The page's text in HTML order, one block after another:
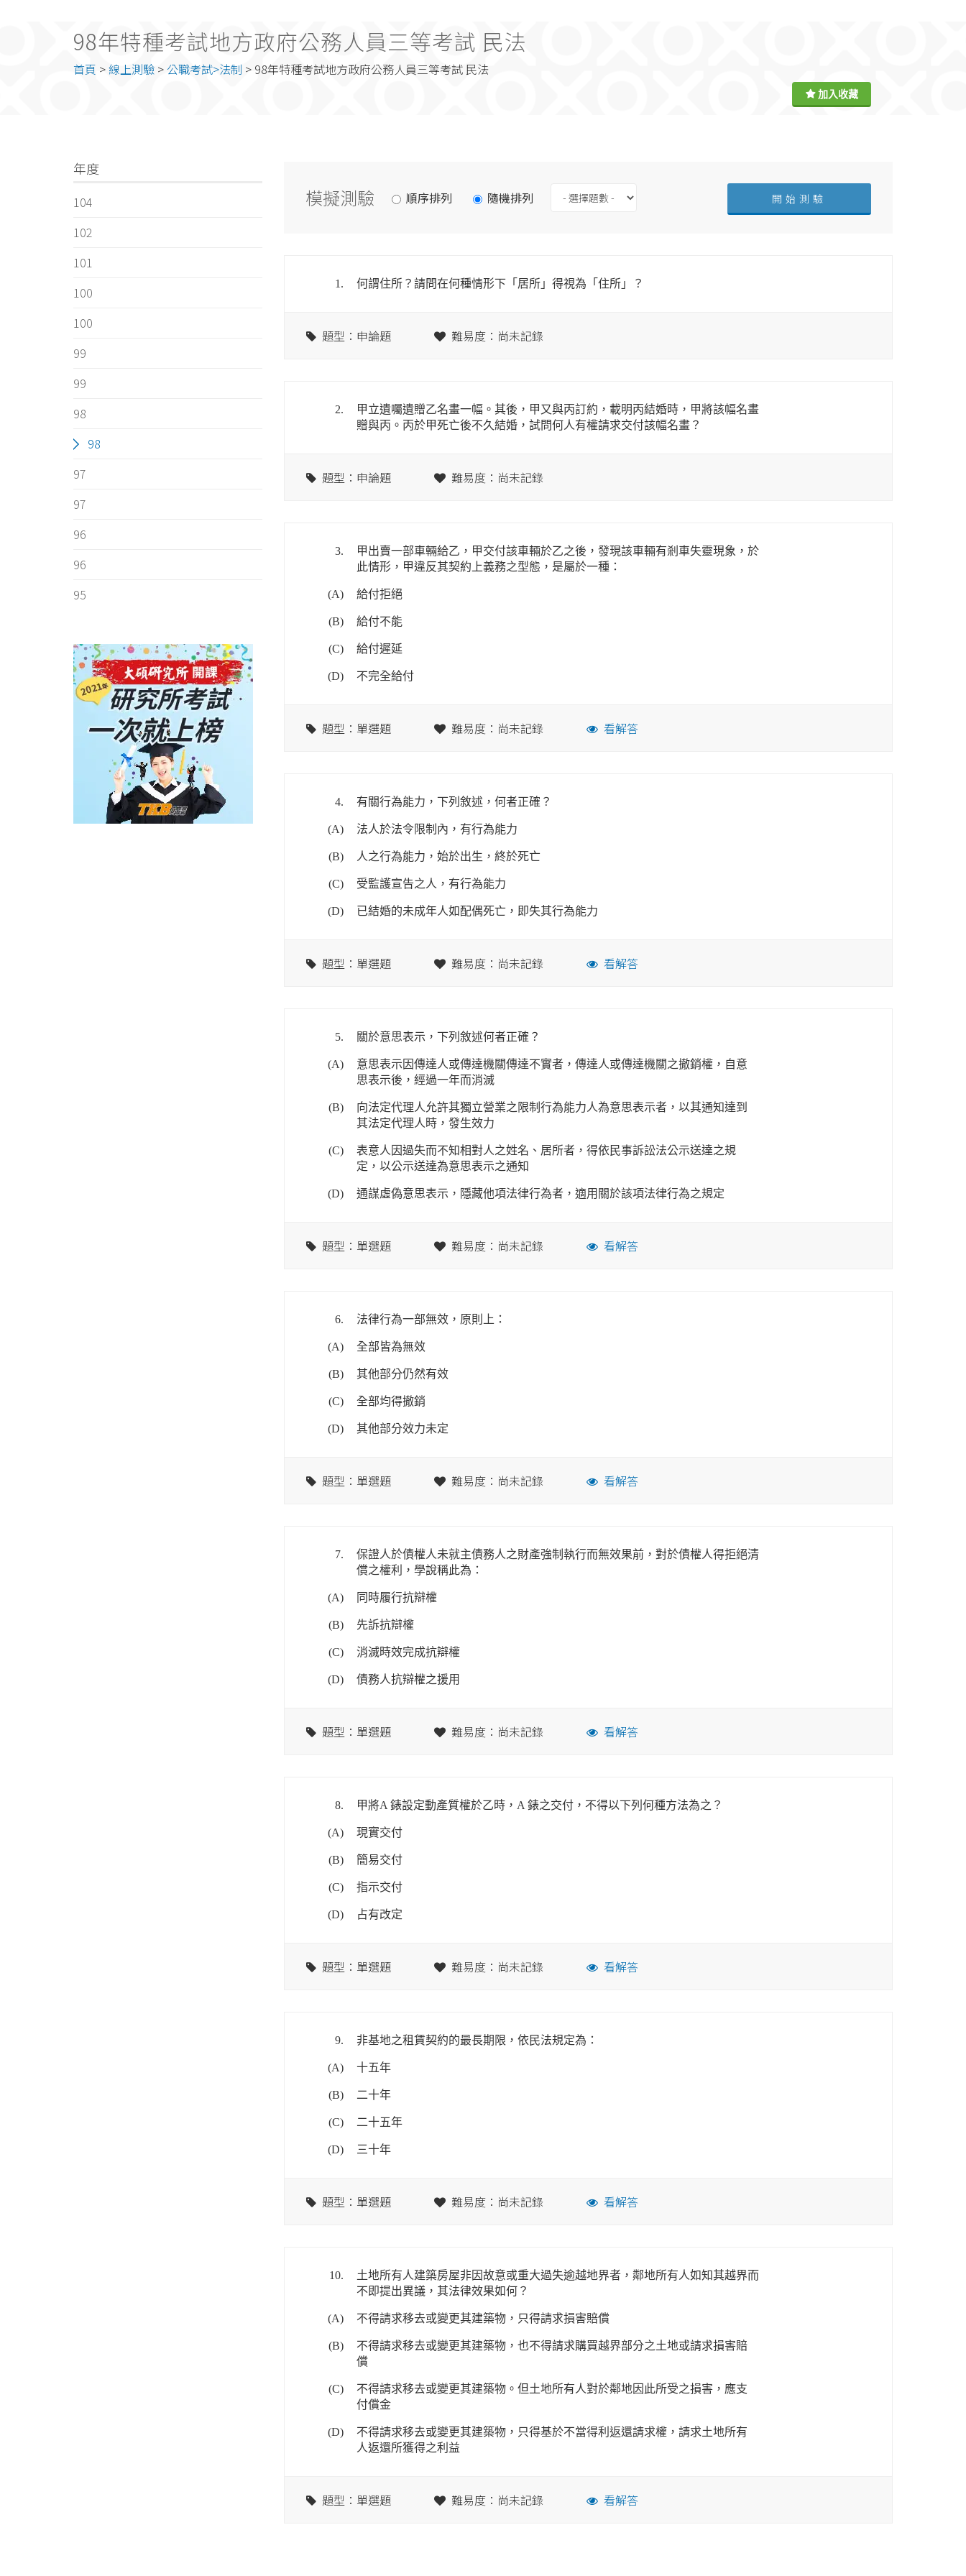
98年特種考試地方政府公務人員三等考試 民法
首頁 >線上測驗 >公職考試>法制 > 98年特種考試地方政府公務人員三等考試 民法
年度
104
102
101
100
100
99
99
98
98
97
97
96
96
95
模擬測驗 順序排列 隨機排列
1. 何謂住所？請問在何種情形下「居所」得視為「住所」？
題型：申論題 難易度：尚未記錄
2.
甲立遺囑遺贈乙名畫一幅。其後，甲又與丙訂約，載明丙結婚時，甲將該幅名畫
贈與丙。丙於甲死亡後不久結婚，試問何人有權請求交付該幅名畫？
題型：申論題 難易度：尚未記錄
3.
甲出賣一部車輛給乙，甲交付該車輛於乙之後，發現該車輛有剎車失靈現象，於
此情形，甲違反其契約上義務之型態，是屬於一種：
(A) 給付拒絕
(B) 給付不能
(C) 給付遲延
(D) 不完全給付
題型：單選題 難易度：尚未記錄 看解答
4. 有關行為能力，下列敘述，何者正確？
(A) 法人於法令限制內，有行為能力
(B) 人之行為能力，始於出生，終於死亡
(C) 受監護宣告之人，有行為能力
(D) 已結婚的未成年人如配偶死亡，即失其行為能力
題型：單選題 難易度：尚未記錄 看解答
5. 關於意思表示，下列敘述何者正確？
(A)
意思表示因傳達人或傳達機關傳達不實者，傳達人或傳達機關之撤銷權，自意
思表示後，經過一年而消滅
(B)
向法定代理人允許其獨立營業之限制行為能力人為意思表示者，以其通知達到
其法定代理人時，發生效力
(C)
表意人因過失而不知相對人之姓名、居所者，得依民事訴訟法公示送達之規
定，以公示送達為意思表示之通知
(D) 通謀虛偽意思表示，隱藏他項法律行為者，適用關於該項法律行為之規定
題型：單選題 難易度：尚未記錄 看解答
6. 法律行為一部無效，原則上：
(A) 全部皆為無效
(B) 其他部分仍然有效
(C) 全部均得撤銷
(D) 其他部分效力未定
題型：單選題 難易度：尚未記錄 看解答
7.
保證人於債權人未就主債務人之財產強制執行而無效果前，對於債權人得拒絕清
償之權利，學說稱此為：
(A) 同時履行抗辯權
(B) 先訴抗辯權
(C) 消滅時效完成抗辯權
(D) 債務人抗辯權之援用
題型：單選題 難易度：尚未記錄 看解答
8. 甲將A 錶設定動產質權於乙時，A 錶之交付，不得以下列何種方法為之？
(A) 現實交付
(B) 簡易交付
(C) 指示交付
(D) 占有改定
題型：單選題 難易度：尚未記錄 看解答
9. 非基地之租賃契約的最長期限，依民法規定為：
(A) 十五年
(B) 二十年
(C) 二十五年
(D) 三十年
題型：單選題 難易度：尚未記錄 看解答
10.
土地所有人建築房屋非因故意或重大過失逾越地界者，鄰地所有人如知其越界而
不即提出異議，其法律效果如何？
(A) 不得請求移去或變更其建築物，只得請求損害賠償
(B)
不得請求移去或變更其建築物，也不得請求購買越界部分之土地或請求損害賠
償
(C)
不得請求移去或變更其建築物。但土地所有人對於鄰地因此所受之損害，應支
付償金
(D)
不得請求移去或變更其建築物，只得基於不當得利返還請求權，請求土地所有
人返還所獲得之利益
題型：單選題 難易度：尚未記錄 看解答